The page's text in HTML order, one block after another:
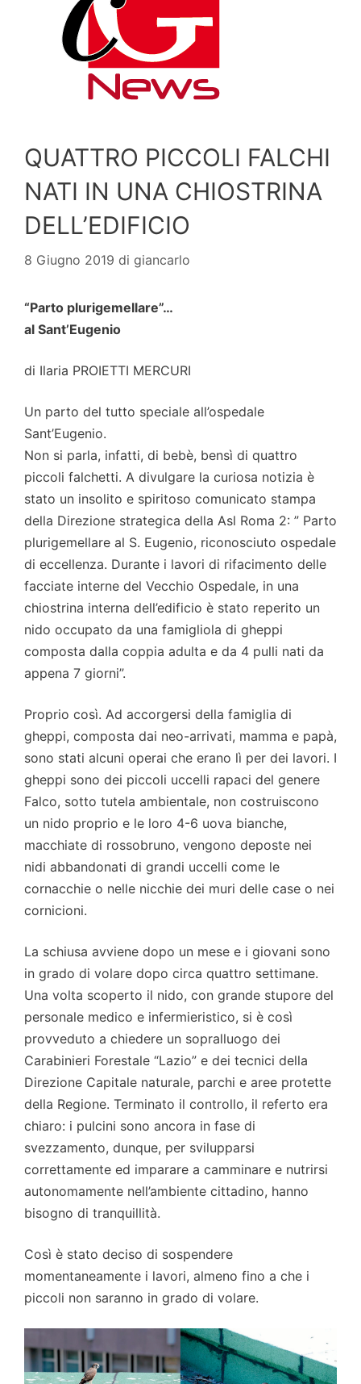
QUATTRO PICCOLI FALCHI
NATI IN UNA CHIOSTRINA
DELL’EDIFICIO
8 Giugno 2019 di giancarlo
“Parto plurigemellare”…
al Sant’Eugenio
di Ilaria PROIETTI MERCURI
Un parto del tutto speciale all’ospedale
Sant’Eugenio.
Non si parla, infatti, di bebè, bensì di quattro
piccoli falchetti. A divulgare la curiosa notizia è
stato un insolito e spiritoso comunicato stampa
della Direzione strategica della Asl Roma 2: ” Parto
plurigemellare al S. Eugenio, riconosciuto ospedale
di eccellenza. Durante i lavori di rifacimento delle
facciate interne del Vecchio Ospedale, in una
chiostrina interna dell’edificio è stato reperito un
nido occupato da una famigliola di gheppi
composta dalla coppia adulta e da 4 pulli nati da
appena 7 giorni”.
Proprio così. Ad accorgersi della famiglia di
gheppi, composta dai neo-arrivati, mamma e papà,
sono stati alcuni operai che erano lì per dei lavori. I
gheppi sono dei piccoli uccelli rapaci del genere
Falco, sotto tutela ambientale, non costruiscono
un nido proprio e le loro 4-6 uova bianche,
macchiate di rossobruno, vengono deposte nei
nidi abbandonati di grandi uccelli come le
cornacchie o nelle nicchie dei muri delle case o nei
cornicioni.
La schiusa avviene dopo un mese e i giovani sono
in grado di volare dopo circa quattro settimane.
Una volta scoperto il nido, con grande stupore del
personale medico e infermieristico, si è così
provveduto a chiedere un sopralluogo dei
Carabinieri Forestale “Lazio” e dei tecnici della
Direzione Capitale naturale, parchi e aree protette
della Regione. Terminato il controllo, il referto era
chiaro: i pulcini sono ancora in fase di
svezzamento, dunque, per svilupparsi
correttamente ed imparare a camminare e nutrirsi
autonomamente nell’ambiente cittadino, hanno
bisogno di tranquillità.
Così è stato deciso di sospendere
momentaneamente i lavori, almeno fino a che i
piccoli non saranno in grado di volare.